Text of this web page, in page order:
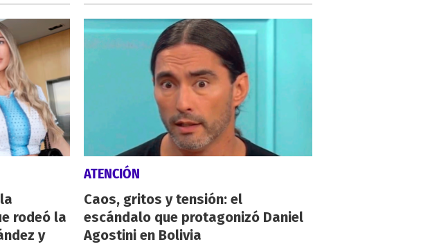
rodeó la
y
ATENCIÓN
Caos, gritos y tensión: el
escándalo que protagonizó Daniel
Agostini en Bolivia